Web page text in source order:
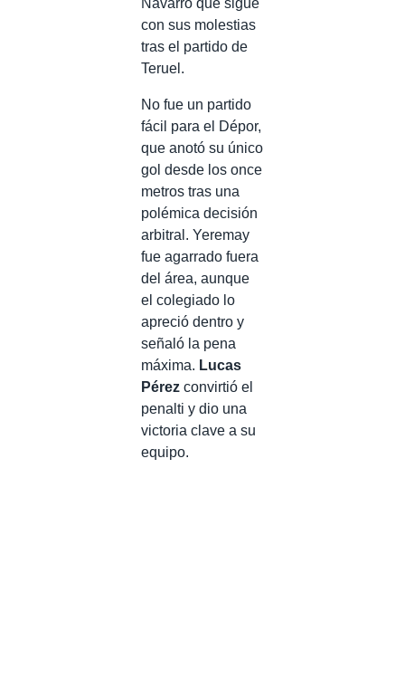
Navarro que sigue
con sus molestias
tras el partido de
Teruel.
No fue un partido
fácil para el Dépor,
que anotó su único
gol desde los once
metros tras una
polémica decisión
arbitral. Yeremay
fue agarrado fuera
del área, aunque
el colegiado lo
apreció dentro y
señaló la pena
máxima. Lucas
Pérez convirtió el
penalti y dio una
victoria clave a su
equipo.